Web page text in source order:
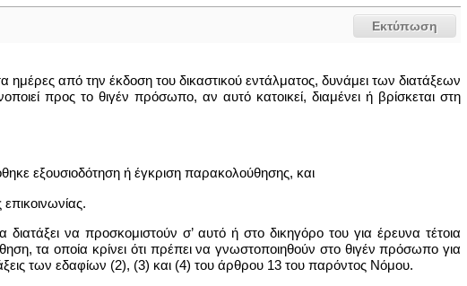
Εκτύπωση
από την έκδοση του δικαστικού εντάλματος, δυνάμει των διατάξεων
προς το θιγέν πρόσωπο, αν αυτό κατοικεί, διαμένει ή βρίσκεται στη
εξουσιοδότηση ή έγκριση παρακολούθησης, και
να προσκομιστούν σ’ αυτό ή στο δικηγόρο του για έρευνα τέτοια
τα οποία κρίνει ότι πρέπει να γνωστοποιηθούν στο θιγέν πρόσωπο για
των εδαφίων (2), (3) και (4) του άρθρου 13 του παρόντος Νόμου.